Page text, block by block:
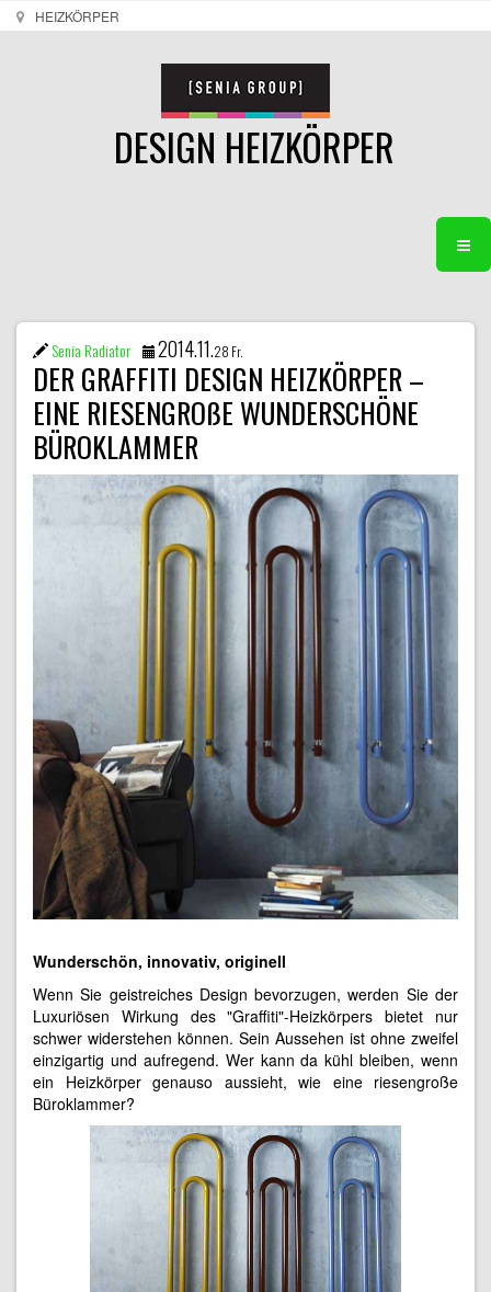
HEIZKÖRPER
DESIGN HEIZKÖRPER
Senia Radiator 2014.11.28 Fr.
DER GRAFFITI DESIGN HEIZKÖRPER –
EINE RIESENGROßE WUNDERSCHÖNE
BÜROKLAMMER
Wunderschön, innovativ, originell
Wenn Sie geistreiches Design bevorzugen, werden Sie der
Luxuriösen Wirkung des "Graffiti"-Heizkörpers bietet nur
schwer widerstehen können. Sein Aussehen ist ohne zweifel
einzigartig und aufregend. Wer kann da kühl bleiben, wenn
ein Heizkörper genauso aussieht, wie eine riesengroße
Büroklammer?